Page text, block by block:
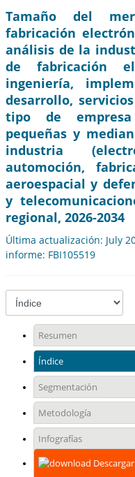
Tamaño del
fabricación
análisis de la
de fabricación
ingeniería,
desarrollo,
tipo de
pequeñas y
industria
automoción,
aeroespacial y
y
regional, 2026-2034
Última actualización: July
informe: FBI105519
Resumen
Índice
Segmentación
Metodología
Infografías